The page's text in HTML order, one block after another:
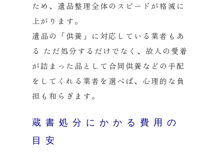
ため、遺品整理全体のスピードが格減に
上がります。
遺品の「供養」に対応している業者もあ
る
ただ処分するだけでなく、故人の愛着
が詰まった品として合同供養などの手配
をしてくれる業者を選べば、心理的な負
担も和らぎます。
蔵書処分にかかる費用の
目安